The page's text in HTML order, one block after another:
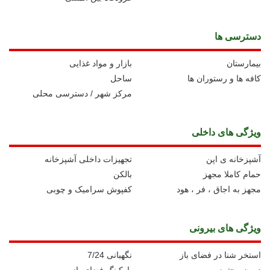
دسترسی ها
بازار و مواد غذایی
بیمارستان
ساحل
کافه ها و رستوران ها
مرکز شهر / دسترسی محلی
ویژگی های داخلی
تجهیزات داخلی آشپزخانه
آشپزخانه ی اپن
بالکن
حمام کاملا مجهز
کفپوش سرامیک و چوبی
مجهز به اجاق ، فر ، هود
ویژگی های بیرونی
نگهبانی 7/24
استخر شنا در فضای باز